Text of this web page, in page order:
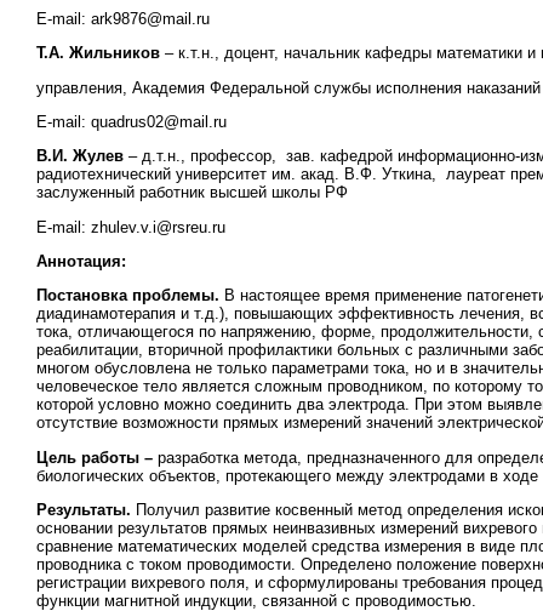
E-mail: ark9876@mail.ru
Т.А. Жильников – к.т.н., доцент, начальник кафедры математики
управления, Академия Федеральной службы исполнения наказаний
E-mail: quadrus02@mail.ru
В.И. Жулев – д.т.н., профессор, зав. кафедрой информационно-
радиотехнический университет им. акад. В.Ф. Уткина, лауреат
заслуженный работник высшей школы РФ
E-mail: zhulev.v.i@rsreu.ru
Аннотация:
Постановка проблемы. В настоящее время применение
диадинамотерапия и т.д.), повышающих эффективность лечения,
тока, отличающегося по напряжению, форме, продолжительности,
реабилитации, вторичной профилактики больных с различными
многом обусловлена не только параметрами тока, но и в
человеческое тело является сложным проводником, по которому
которой условно можно соединить два электрода. При этом
отсутствие возможности прямых измерений значений
Цель работы – разработка метода, предназначенного для
биологических объектов, протекающего между электродами в ходе
Результаты. Получил развитие косвенный метод определения
основании результатов прямых неинвазивных измерений
сравнение математических моделей средства измерения в виде
проводника с током проводимости. Определено положение
регистрации вихревого поля, и сформулированы требования
функции магнитной индукции, связанной с проводимостью.